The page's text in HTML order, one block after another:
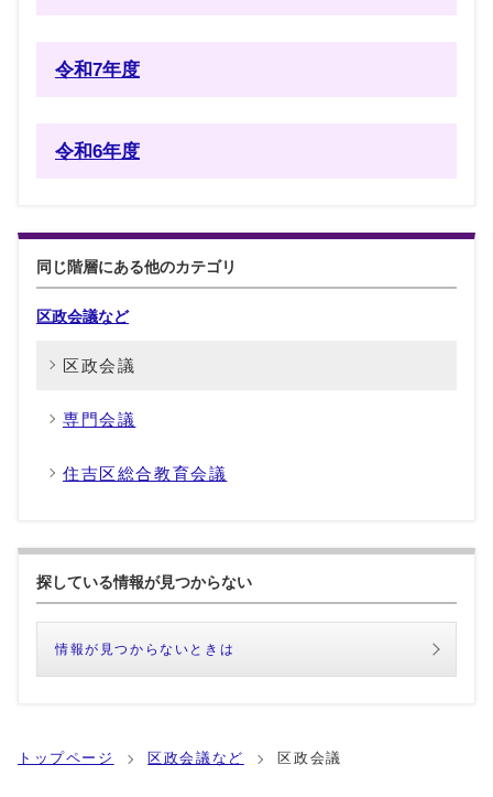
令和7年度
令和6年度
同じ階層にある他のカテゴリ
区政会議など
区政会議
専門会議
住吉区総合教育会議
探している情報が見つからない
情報が見つからないときは
トップページ 区政会議など 区政会議